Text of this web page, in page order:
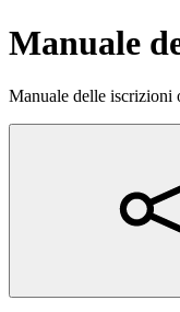
Manuale
Manuale delle iscrizioni